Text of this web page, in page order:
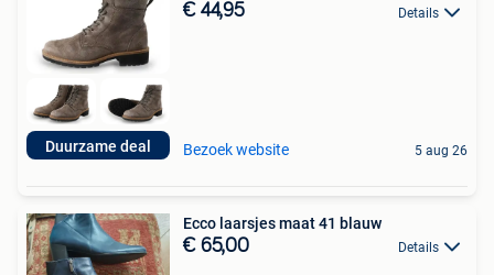
Duurzame deal
€ 44,95 Details
Bezoek website 5 aug 26
Ecco laarsjes maat 41 blauw
€ 65,00 Details